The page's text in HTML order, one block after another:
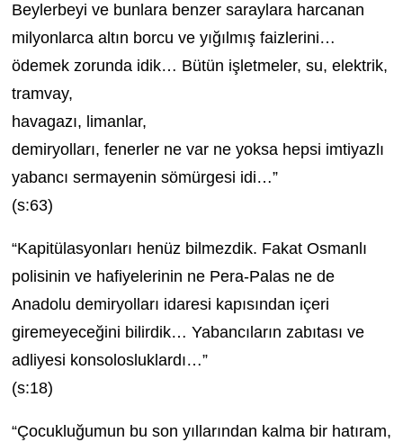
Beylerbeyi ve bunlara benzer saraylara harcanan
milyonlarca altın borcu ve yığılmış faizlerini…
ödemek zorunda idik… Bütün işletmeler, su, elektrik,
tramvay,
havagazı, limanlar,
demiryolları, fenerler ne var ne yoksa hepsi imtiyazlı
yabancı sermayenin sömürgesi idi…”
(s:63)
“Kapitülasyonları henüz bilmezdik. Fakat Osmanlı
polisinin ve hafiyelerinin ne Pera-Palas ne de
Anadolu demiryolları idaresi kapısından içeri
giremeyeceğini bilirdik… Yabancıların zabıtası ve
adliyesi konsolosluklardı…”
(s:18)
“Çocukluğumun bu son yıllarından kalma bir hatıram,